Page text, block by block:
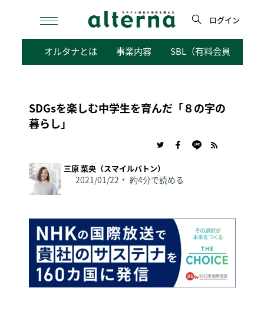
検
ログイン
オルタナとは 事業内容 SBL（有料会員向けサ
SDGsを楽しむ中学生を育んだ「８の字の
暮らし」
三原 菜央（スマイルバトン）
2021/01/22 約4分で読める